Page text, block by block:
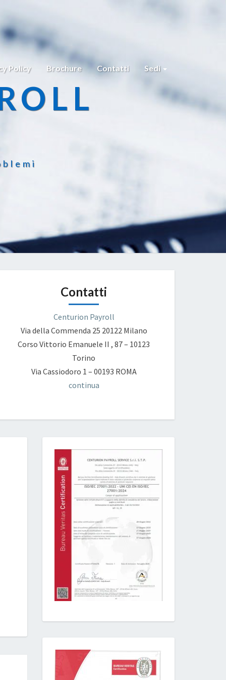
Policy Brochure Contatti Sedi
Contatti
Centurion Payroll
Via della Commenda 25 20122 Milano
Corso Vittorio Emanuele II , 87 – 10123
Torino
Via Cassiodoro 1 – 00193 ROMA
continua